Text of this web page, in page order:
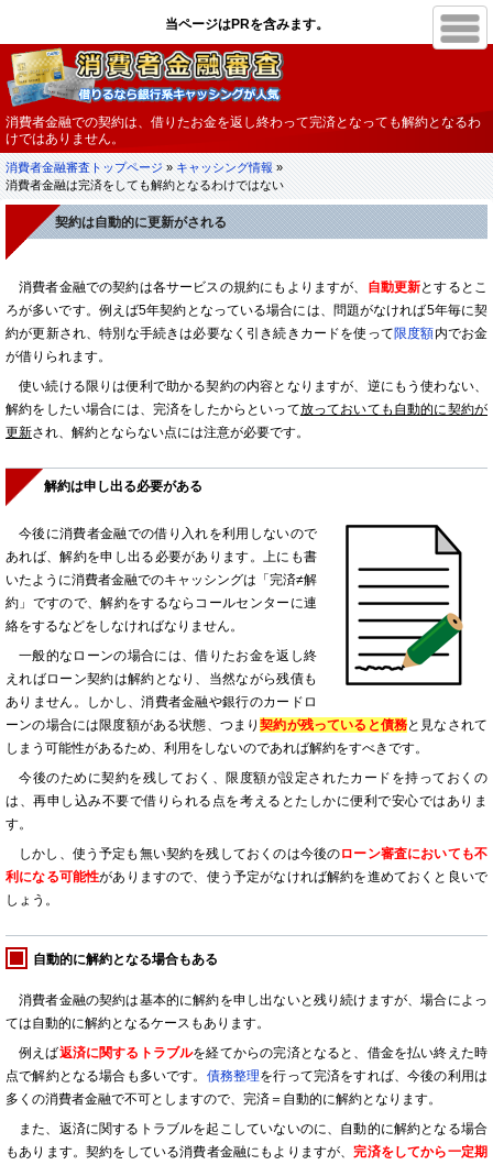
消費者金融での契約は、借りたお金を返し終わって完済となっても解約となるわ
けではありません。
消費者金融審査トップページ»キャッシング情報»
消費者金融は完済をしても解約となるわけではない
契約は自動的に更新がされる
消費者金融での契約は各サービスの規約にもよりますが、 自動更新とするとこ
ろが多いです。例えば5年契約となっている場合には、問題がなければ5年毎に契
約が更新され、特別な手続きは必要なく引き続きカードを使って限度額内でお金
が借りられます。
使い続ける限りは便利で助かる契約の内容となりますが、逆にもう使わない、
解約をしたい場合には、完済をしたからといって放っておいても自動的に契約が
更新され、解約とならない点には注意が必要です。
解約は申し出る必要がある
今後に消費者金融での借り入れを利用しないので
あれば、解約を申し出る必要があります。上にも書
いたように消費者金融でのキャッシングは「完済≠解
約」ですので、解約をするならコールセンターに連
絡をするなどをしなければなりません。
一般的なローンの場合には、借りたお金を返し終
えればローン契約は解約となり、当然ながら残債も
ありません。しかし、消費者金融や銀行のカードロ
ーンの場合には限度額がある状態、つまり契約が残っていると債務と見なされて
しまう可能性があるため、利用をしないのであれば解約をすべきです。
今後のために契約を残しておく、限度額が設定されたカードを持っておくの
は、再申し込み不要で借りられる点を考えるとたしかに便利で安心ではありま
す。
しかし、使う予定も無い契約を残しておくのは今後のローン審査においても不
利になる可能性がありますので、使う予定がなければ解約を進めておくと良いで
しょう。
自動的に解約となる場合もある
消費者金融の契約は基本的に解約を申し出ないと残り続けますが、場合によっ
ては自動的に解約となるケースもあります。
例えば返済に関するトラブルを経てからの完済となると、借金を払い終えた時
点で解約となる場合も多いです。 債務整理を行って完済をすれば、今後の利用は
多くの消費者金融で不可としますので、完済＝自動的に解約となります。
また、返済に関するトラブルを起こしていないのに、自動的に解約となる場合
もあります。契約をしている消費者金融にもよりますが、完済をしてから一定期